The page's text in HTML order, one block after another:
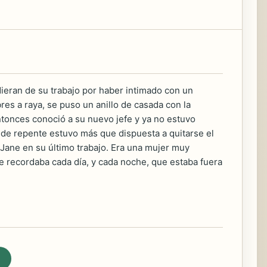
de su trabajo por haber intimado con un
a raya, se puso un anillo de casada con la
conoció a su nuevo jefe y ya no estuvo
repente estuvo más que dispuesta a quitarse el
en su último trabajo. Era una mujer muy
cada día, y cada noche, que estaba fuera